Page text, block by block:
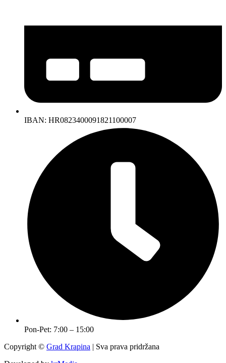
IBAN: HR0823400091821100007
Pon-Pet: 7:00 – 15:00
Copyright © Grad Krapina | Sva prava pridržana